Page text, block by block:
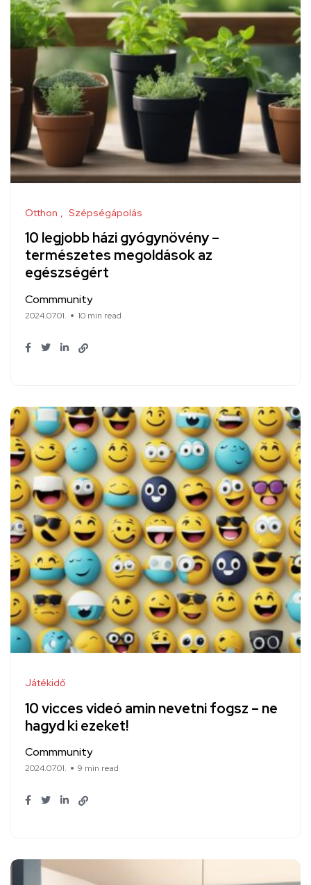
Otthon Szépségápolás
10 legjobb házi gyógynövény –
természetes megoldások az
egészségért
Commmunity
2024.07.01. 10 min read
Játékidő
10 vicces videó amin nevetni fogsz – ne
hagyd ki ezeket!
Commmunity
2024.07.01. 9 min read